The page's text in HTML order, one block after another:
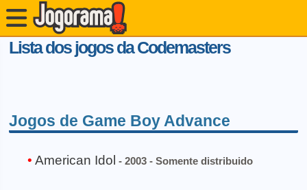
Lista dos jogos da Codemasters
Jogos de Game Boy Advance
American Idol - 2003 - Somente distribuido